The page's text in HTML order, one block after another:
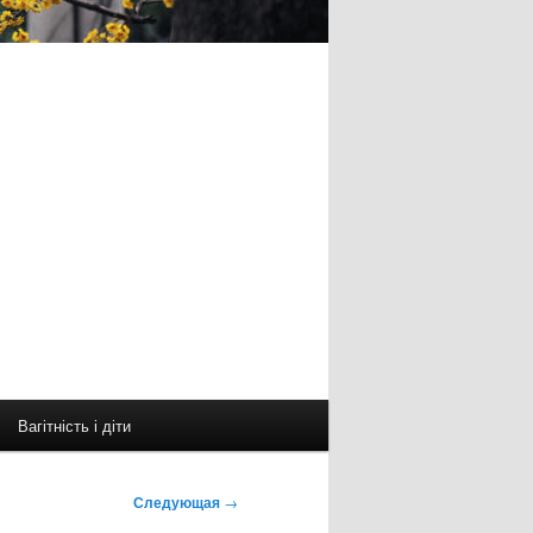
Вагітність і діти
Следующая →